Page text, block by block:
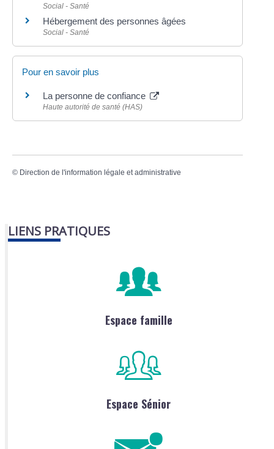
Social - Santé
Hébergement des personnes âgées
Social - Santé
Pour en savoir plus
La personne de confiance
Haute autorité de santé (HAS)
© Direction de l'information légale et administrative
LIENS PRATIQUES
Espace famille
Espace Sénior